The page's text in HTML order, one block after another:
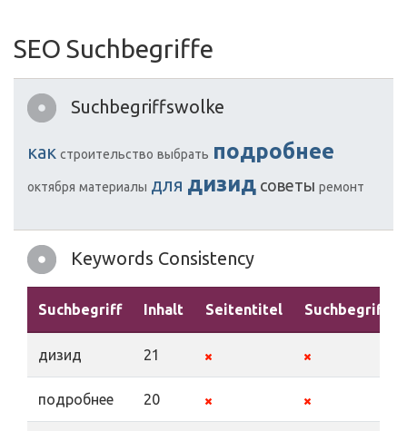
SEO Suchbegriffe
Suchbegriffswolke
как строительство выбрать подробнее
октября материалы для дизид советы ремонт
Keywords Consistency
Suchbegriff Inhalt Seitentitel Suchbegriffe
дизид 21
подробнее 20